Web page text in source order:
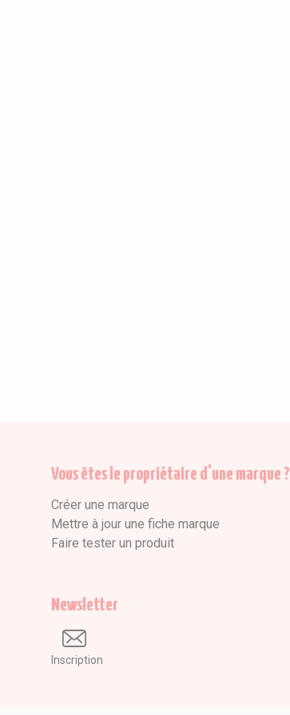
Vous êtes le propriétaire d'une marque ?
Créer une marque
Mettre à jour une fiche marque
Faire tester un produit
Newsletter
Inscription